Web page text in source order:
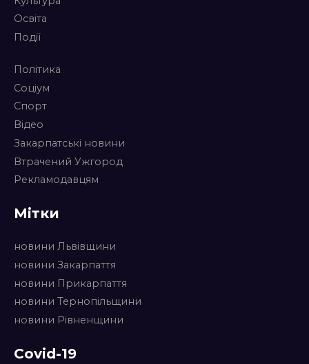
Освіта
Події
Політика
Соціум
Спорт
Відео
Закарпатські новини
Втрачений Ужгород
Рекламодавцям
Мітки
новини Львівщини
новини Закарпаття
новини Прикарпаття
новини Тернопільщини
новини Рівненщини
Covid-19